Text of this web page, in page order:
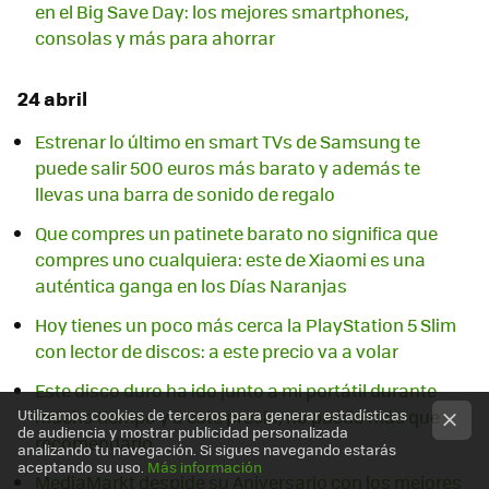
en el Big Save Day: los mejores smartphones,
consolas y más para ahorrar
24 abril
Estrenar lo último en smart TVs de Samsung te
puede salir 500 euros más barato y además te
llevas una barra de sonido de regalo
Que compres un patinete barato no significa que
compres uno cualquiera: este de Xiaomi es una
auténtica ganga en los Días Naranjas
Hoy tienes un poco más cerca la PlayStation 5 Slim
con lector de discos: a este precio va a volar
Este disco duro ha ido junto a mi portátil durante
mucho tiempo y a este precio, no puedo más que
recomendarlo
MediaMarkt despide su Aniversario con los mejores
Utilizamos cookies de terceros para generar estadísticas
de audiencia y mostrar publicidad personalizada
analizando tu navegación. Si sigues navegando estarás
aceptando su uso. Más información